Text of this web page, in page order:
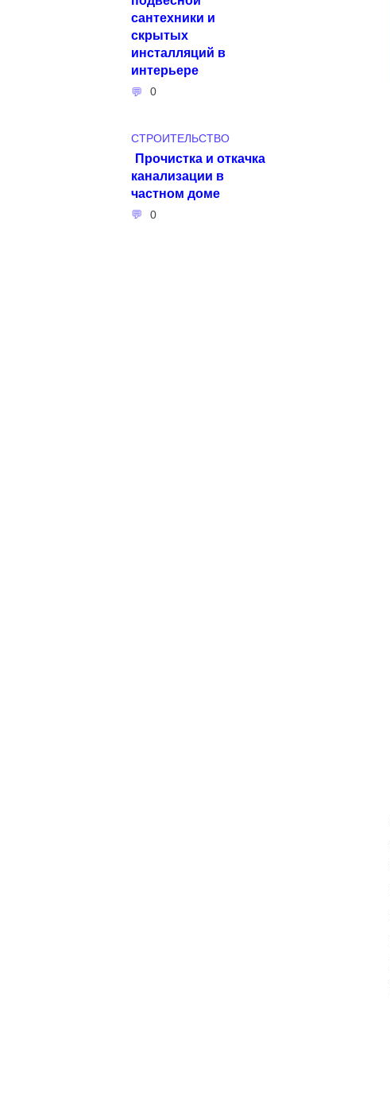
сантехники и
скрытых
инсталляций в
интерьере
0
СТРОИТЕЛЬСТВО
Прочистка и откачка
канализации в
частном доме
0